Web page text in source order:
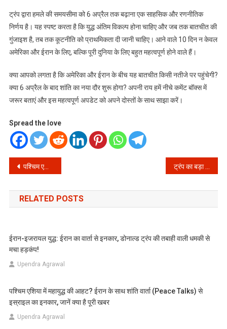
ट्रंप द्वारा हमले की समयसीमा को 6 अप्रैल तक बढ़ाना एक साहसिक और रणनीतिक
निर्णय है। यह स्पष्ट करता है कि युद्ध अंतिम विकल्प होना चाहिए और जब तक बातचीत की
गुंजाइश है, तब तक कूटनीति को प्राथमिकता दी जानी चाहिए। आने वाले 10 दिन न केवल
अमेरिका और ईरान के लिए, बल्कि पूरी दुनिया के लिए बहुत महत्वपूर्ण होने वाले हैं।
क्या आपको लगता है कि अमेरिका और ईरान के बीच यह बातचीत किसी नतीजे पर पहुंचेगी?
क्या 6 अप्रैल के बाद शांति का नया दौर शुरू होगा? अपनी राय हमें नीचे कमेंट बॉक्स में
जरूर बताएं और इस महत्वपूर्ण अपडेट को अपने दोस्तों के साथ साझा करें।
Spread the love
Post
navigation
पश्चिम एशिया में बड़ा उलटफेर: ट्रंप ने रुकवाया ईरान पर हमला, लेबनान में मची भारी तबाही
RELATED POSTS
ईरान-इजरायल युद्ध: ईरान का वार्ता से इनकार, डोनाल्ड ट्रंप की तबाही वाली धमकी से
मचा हड़कंप!
Upendra Agrawal
पश्चिम एशिया में महायुद्ध की आहट? ईरान के साथ शांति वार्ता (Peace Talks) से
इस्राइल का इनकार, जानें क्या है पूरी खबर
Upendra Agrawal